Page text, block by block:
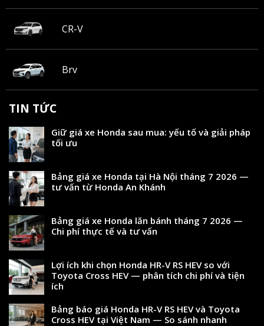
CR-V
Brv
TIN TỨC
Giữ giá xe Honda sau mua: yếu tố và giải pháp
tối ưu
Bảng giá xe Honda tại Hà Nội tháng 7 2026 —
tư vấn từ Honda An Khánh
Bảng giá xe Honda lăn bánh tháng 7 2026 —
Chi phí thực tế và tư vấn
Lợi ích khi chọn Honda HR-V RS HEV so với
Toyota Cross HEV — phân tích chi phí và tiện
ích
Bảng báo giá Honda HR-V RS HEV và Toyota
Cross HEV tại Việt Nam — So sánh nhanh